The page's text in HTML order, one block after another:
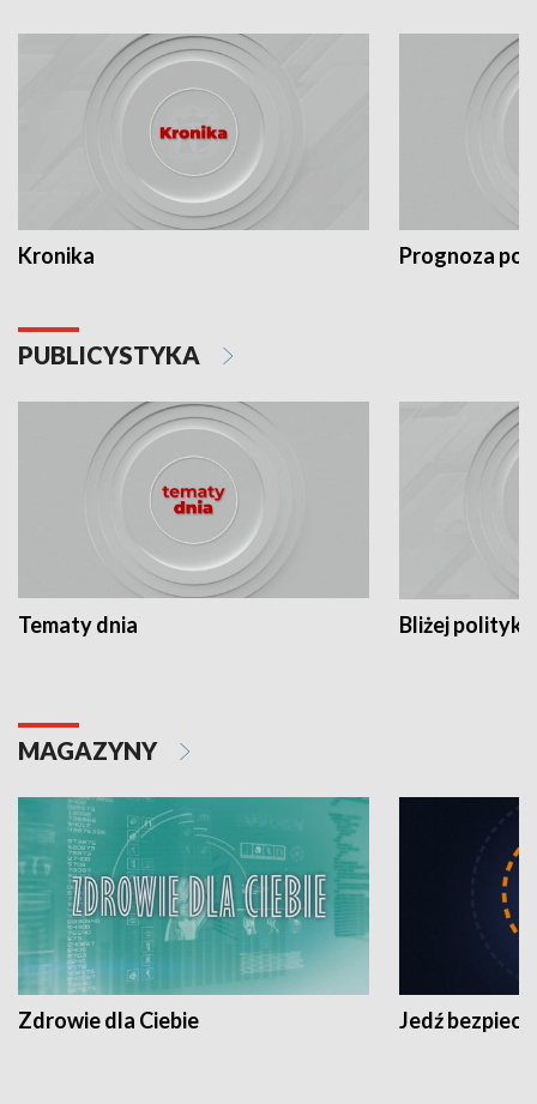
Kronika Prognoza
PUBLICYSTYKA
Tematy dnia Bliżej polityki
MAGAZYNY
Zdrowie dla Ciebie Jedź